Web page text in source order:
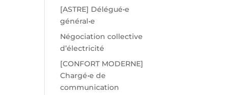
[ASTRE] Délégué•e
général•e
Négociation collective
d’électricité
[CONFORT MODERNE]
Chargé•e de
communication